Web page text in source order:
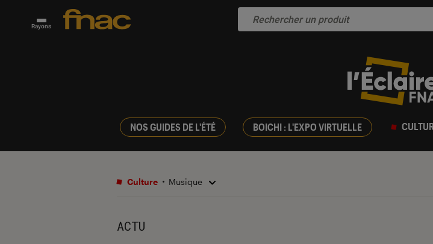
Rayons
NOS GUIDES DE L'ÉTÉ BOICHI : L'EXPO VIRTUELLE
Culture Musique
ACTU